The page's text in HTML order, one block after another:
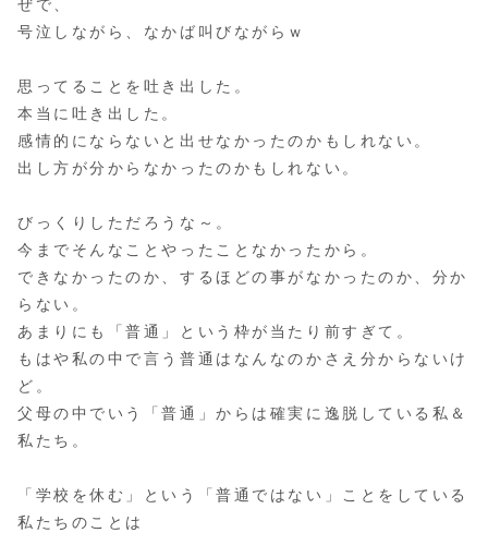
ぜで、
号泣しながら、なかば叫びながらｗ
思ってることを吐き出した。
本当に吐き出した。
感情的にならないと出せなかったのかもしれない。
出し方が分からなかったのかもしれない。
びっくりしただろうな～。
今までそんなことやったことなかったから。
できなかったのか、するほどの事がなかったのか、分か
らない。
あまりにも「普通」という枠が当たり前すぎて。
もはや私の中で言う普通はなんなのかさえ分からないけ
ど。
父母の中でいう「普通」からは確実に逸脱している私＆
私たち。
「学校を休む」という「普通ではない」ことをしている
私たちのことは